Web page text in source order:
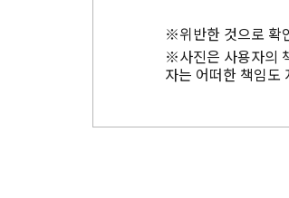
※위반한 것으로 확
※사진은 사용자의
자는 어떠한 책임도